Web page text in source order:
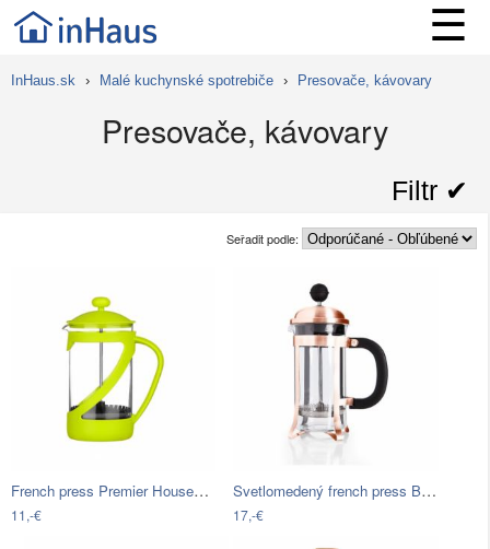
☰
InHaus.sk › Malé kuchynské spotrebiče › Presovače, kávovary
Presovače, kávovary
Filtr ✔︎
Seřadit podle:
French press Premier Housewares Kenya,…
11,-€
Svetlomedený french press Bambum Taşev…
17,-€